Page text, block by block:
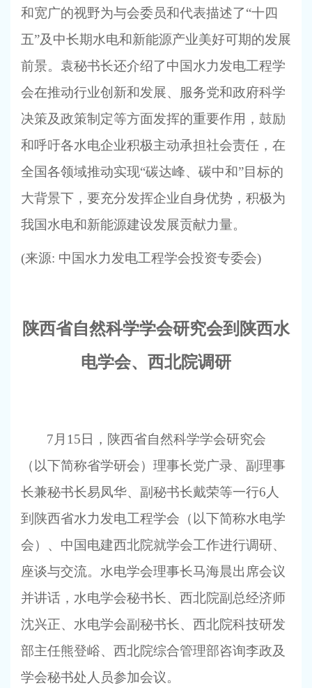
和宽广的视野为与会委员和代表描述了“十四
五”及中长期水电和新能源产业美好可期的发展
前景。袁秘书长还介绍了中国水力发电工程学
会在推动行业创新和发展、服务党和政府科学
决策及政策制定等方面发挥的重要作用，鼓励
和呼吁各水电企业积极主动承担社会责任，在
全国各领域推动实现“碳达峰、碳中和”目标的
大背景下，要充分发挥企业自身优势，积极为
我国水电和新能源建设发展贡献力量。
(来源: 中国水力发电工程学会投资专委会)
陕西省自然科学学会研究会到陕西水
电学会、西北院调研
7 月15日，陕西省自然科学学会研究会
（以下简称省学研会）理事长党广录、副理事
长兼秘书长易凤华、副秘书长戴荣等一行6人
到陕西省水力发电工程学会（以下简称水电学
会）、中国电建西北院就学会工作进行调研、
座谈与交流。水电学会理事长马海晨出席会议
并讲话，水电学会秘书长、西北院副总经济师
沈兴正、水电学会副秘书长、西北院科技研发
部主任熊登峪、西北院综合管理部咨询李政及
学会秘书处人员参加会议。